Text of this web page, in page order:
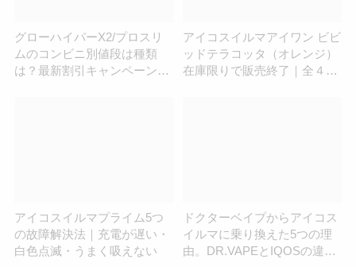
グローハイパーX2/プロスリ
ムのコンビニ別値段は種類
は？最新割引キャンペーン情
アイコスイルマアイワン ビビ
ッドテラコッタ（オレンジ）
在庫限りで販売終了｜全４色
アイコスイルマプライム5つ
の故障解決法｜充電が遅い・
白色点滅・うまく吸えない
ドクターベイプからアイコス
イルマに乗り換えた5つの理
由。DR.VAPEとIQOSの違い